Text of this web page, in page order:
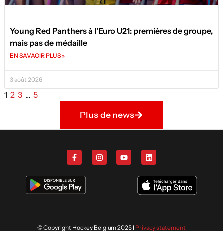
Young Red Panthers à l’Euro U21: premières de groupe,
mais pas de médaille
EN SAVAOIR PLUS »
3 août 2026
1 2 3 … 5
Plus de news
© Copyright Hockey Belgium 2025 I Privacy statement